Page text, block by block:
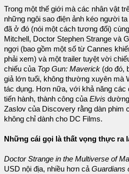
Trong một thế giới mà các nhân vật
những ngôi sao điện ảnh kéo người
đã ở đó (nói một cách tương đối)
Mitchell, Doctor Stephen Strange và
ngợi (bao gồm một số từ Cannes
phải xem) và một trailer tuyệt vời
chiếu của Top Gun: Maverick (do đó,
giả lớn tuổi, không thường xuyên mà
tác dụng. Hơn nữa, với khả năng
tiến hành, thành công của Elvis
Zaslov của Discovery rằng dàn phim
không chỉ dành cho DC Films.
Những cái gọi là thất vọng thực ra
Doctor Strange in the Multiverse of
USD nội địa, nhiều hơn cả Guardians